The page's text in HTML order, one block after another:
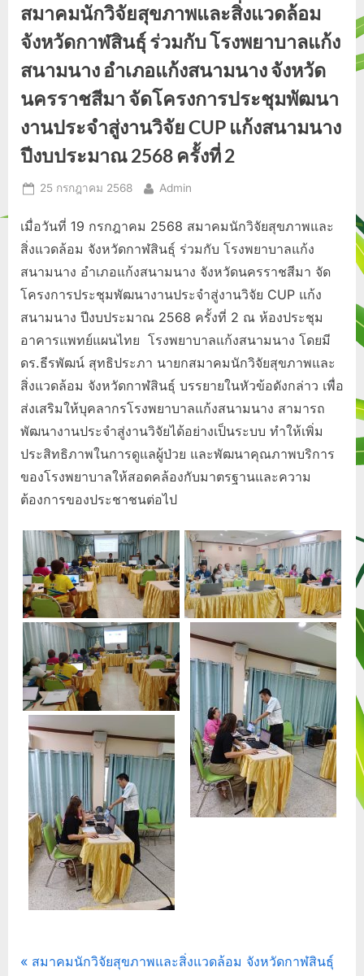
สมาคมนักวิจัยสุขภาพและสิ่งแวดล้อม
จังหวัดกาฬสินธุ์ ร่วมกับ โรงพยาบาลแก้ง
สนามนาง อำเภอแก้งสนามนาง จังหวัด
นครราชสีมา จัดโครงการประชุมพัฒนา
งานประจำสู่งานวิจัย CUP แก้งสนามนาง
ปีงบประมาณ 2568 ครั้งที่ 2
Posted
25 กรกฎาคม 2568 By
Admin
เมื่อวันที่ 19 กรกฎาคม 2568 สมาคมนักวิจัยสุขภาพและ
สิ่งแวดล้อม จังหวัดกาฬสินธุ์ ร่วมกับ โรงพยาบาลแก้ง
สนามนาง อำเภอแก้งสนามนาง จังหวัดนครราชสีมา จัด
โครงการประชุมพัฒนางานประจำสู่งานวิจัย CUP แก้ง
สนามนาง ปีงบประมาณ 2568 ครั้งที่ 2 ณ ห้องประชุม
อาคารแพทย์แผนไทย โรงพยาบาลแก้งสนามนาง โดยมี
ดร.ธีรพัฒน์ สุทธิประภา นายกสมาคมนักวิจัยสุขภาพและ
สิ่งแวดล้อม จังหวัดกาฬสินธุ์ บรรยายในหัวข้อดังกล่าว เพื่อ
ส่งเสริมให้บุคลากรโรงพยาบาลแก้งสนามนาง สามารถ
พัฒนางานประจำสู่งานวิจัยได้อย่างเป็นระบบ ทำให้เพิ่ม
ประสิทธิภาพในการดูแลผู้ป่วย และพัฒนาคุณภาพบริการ
ของโรงพยาบาลให้สอดคล้องกับมาตรฐานและความ
ต้องการของประชาชนต่อไป
กิจกรรม/
แนะแนว
P
สมาคมนักวิจัยสุขภาพและสิ่งแวดล้อม จังหวัดกาฬสินธุ์